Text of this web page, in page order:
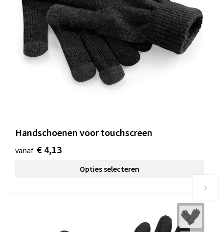
Handschoenen voor touchscreen
vanaf € 4,13
Opties selecteren